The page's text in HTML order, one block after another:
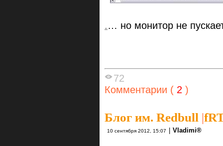
.… но монитор не
72
Комментарии ( 2 )
Блог им. Redbull |
10 сентября 2012, 15:07 | Vlаdimi®